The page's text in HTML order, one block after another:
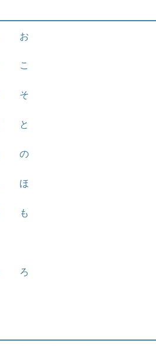
お
こ
そ
と
の
ほ
も
ろ